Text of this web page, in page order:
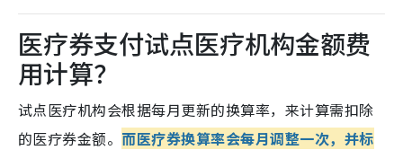
医疗券支付试点医疗机构金额费
用计算？
试点医疗机构会根据每月更新的换算率，来计算需扣除
的医疗券金额。 而医疗券换算率会每月调整一次，并标